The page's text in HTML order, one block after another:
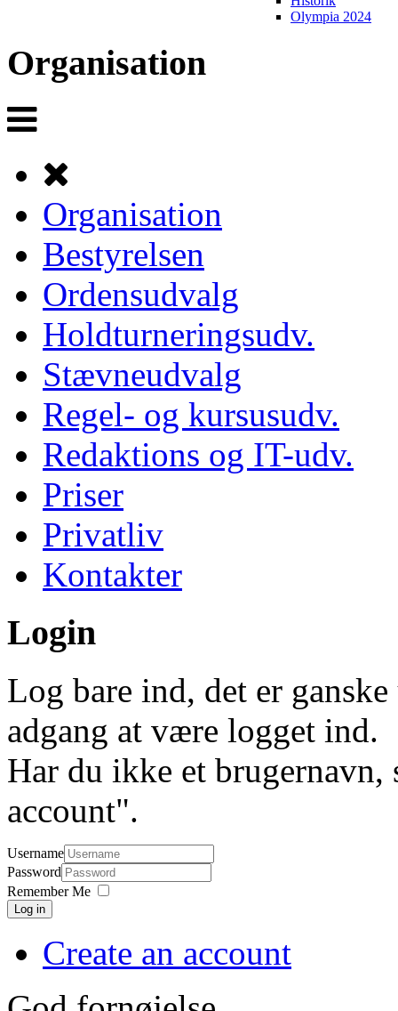
Olympia 2024
Organisation
Organisation
Bestyrelsen
Ordensudvalg
Holdturneringsudv.
Stævneudvalg
Regel- og kursusudv.
Redaktions og IT-udv.
Priser
Privatliv
Kontakter
Login
Log bare ind, det er
adgang at være logget ind.
Har du ikke et brugernavn,
account".
Username
Password
Remember Me
Log in
Create an account